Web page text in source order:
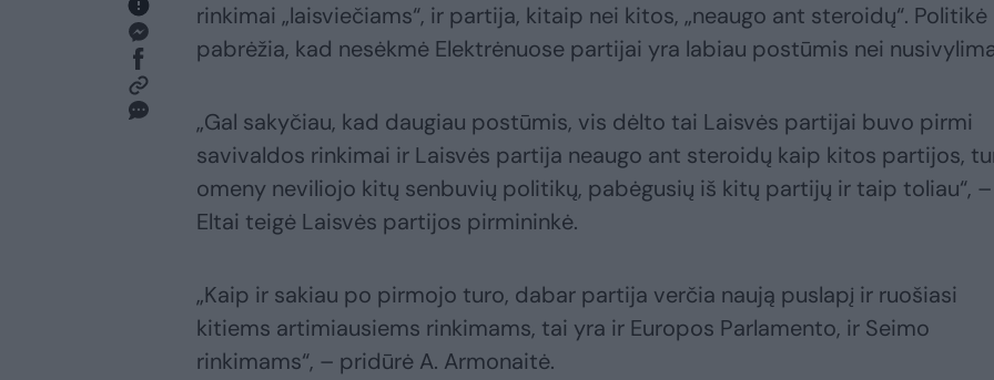
rinkimai „laisviečiams“, ir partija, kitaip nei kitos, „neaugo ant steroidų“. Politikė
pabrėžia, kad nesėkmė Elektrėnuose partijai yra labiau postūmis nei
„Gal sakyčiau, kad daugiau postūmis, vis dėlto tai Laisvės partijai buvo pirmi
savivaldos rinkimai ir Laisvės partija neaugo ant steroidų kaip kitos partijos,
omeny neviliojo kitų senbuvių politikų, pabėgusių iš kitų partijų ir taip toliau“, –
Eltai teigė Laisvės partijos pirmininkė.
„Kaip ir sakiau po pirmojo turo, dabar partija verčia naują puslapį ir ruošiasi
kitiems artimiausiems rinkimams, tai yra ir Europos Parlamento, ir Seimo
rinkimams“, – pridūrė A. Armonaitė.